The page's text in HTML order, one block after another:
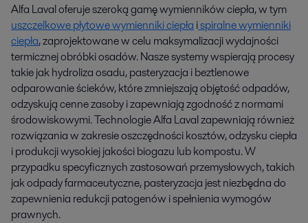
Alfa Laval oferuje szeroką gamę wymienników ciepła, w tym
uszczelkowe płytowe wymienniki ciepła ispiralne wymienniki
ciepła, zaprojektowane w celu maksymalizacji wydajności
termicznej obróbki osadów. Nasze systemy wspierają procesy
takie jak hydroliza osadu, pasteryzacja i beztlenowe
odparowanie ścieków, które zmniejszają objętość odpadów,
odzyskują cenne zasoby i zapewniają zgodność z normami
środowiskowymi. Technologie Alfa Laval zapewniają również
rozwiązania w zakresie oszczędności kosztów, odzysku ciepła
i produkcji wysokiej jakości biogazu lub kompostu. W
przypadku specyficznych zastosowań przemysłowych, takich
jak odpady farmaceutyczne, pasteryzacja jest niezbędna do
zapewnienia redukcji patogenów i spełnienia wymogów
prawnych.